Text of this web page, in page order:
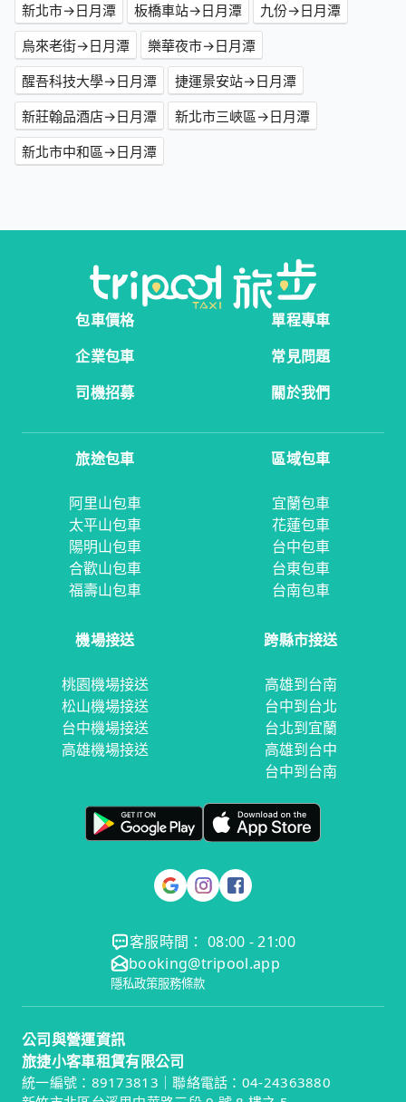
新北市→日月潭 板橋車站→日月潭
九份→日月潭
烏來老街→日月潭
樂華夜市→日月潭
醒吾科技大學→日月潭
捷運景安站→日月潭
新莊翰品酒店→日月潭
新北市三峽區→日月潭
新北市中和區→日月潭
包車價格
單程專車
企業包車
常見問題
司機招募
關於我們
旅途包車
阿里山包車
太平山包車
陽明山包車
合歡山包車
福壽山包車
區域包車
宜蘭包車
花蓮包車
台中包車
台東包車
台南包車
機場接送
桃園機場接送
松山機場接送
台中機場接送
高雄機場接送
跨縣市接送
高雄到台南
台中到台北
台北到宜蘭
高雄到台中
台中到台南
客服時間： 08:00 - 21:00
booking@tripool.app
隱私政策服務條款
公司與營運資訊
旅捷小客車租賃有限公司
統一編號：89173813｜聯絡電話：04-24363880